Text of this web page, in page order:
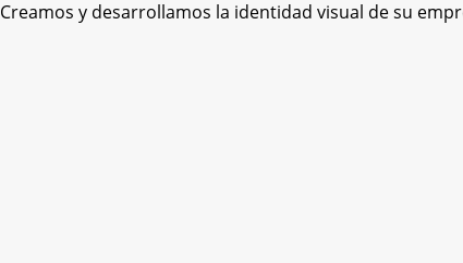
Creamos y desarrollamos la identidad visual de su